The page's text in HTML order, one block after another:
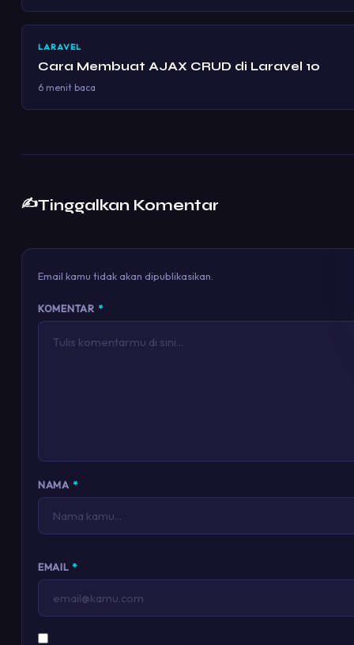
LARAVEL
Cara Membuat AJAX CRUD di Laravel 10
6 menit baca
✍️Tinggalkan Komentar
Email kamu tidak akan dipublikasikan.
KOMENTAR *
NAMA *
EMAIL *